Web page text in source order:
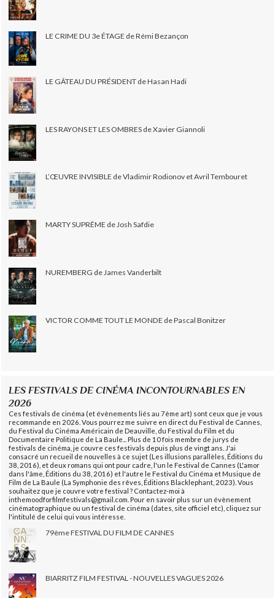
LE CRIME DU 3e ÉTAGE de Rémi Bezançon
LE GÂTEAU DU PRÉSIDENT de Hasan Hadi
LES RAYONS ET LES OMBRES de Xavier Giannoli
L’ŒUVRE INVISIBLE de Vladimir Rodionov et Avril Tembouret
MARTY SUPRÊME de Josh Safdie
NUREMBERG de James Vanderbilt
VICTOR COMME TOUT LE MONDE de Pascal Bonitzer
LES FESTIVALS DE CINÉMA INCONTOURNABLES EN
2026
Ces festivals de cinéma (et évènements liés au 7ème art) sont ceux que je vous
recommande en 2026. Vous pourrez me suivre en direct du Festival de Cannes,
du Festival du Cinéma Américain de Deauville, du Festival du Film et du
Documentaire Politique de La Baule... Plus de 10 fois membre de jurys de
festivals de cinéma, je couvre ces festivals depuis plus de vingt ans. J'ai
consacré un recueil de nouvelles à ce sujet (Les illusions parallèles, Éditions du
38, 2016), et deux romans qui ont pour cadre, l'un le Festival de Cannes (L'amor
dans l'âme, Éditions du 38, 2016) et l'autre le Festival du Cinéma et Musique de
Film de La Baule (La Symphonie des rêves, Éditions Blacklephant, 2023). Vous
souhaitez que je couvre votre festival ? Contactez-moi à
inthemoodforfilmfestivals@gmail.com. Pour en savoir plus sur un évènement
cinématographique ou un festival de cinéma (dates, site officiel etc), cliquez sur
l'intitulé de celui qui vous intéresse.
79ème FESTIVAL DU FILM DE CANNES
BIARRITZ FILM FESTIVAL - NOUVELLES VAGUES 2026